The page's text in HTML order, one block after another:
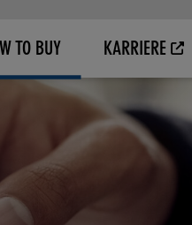
TO BUY KARRIERE